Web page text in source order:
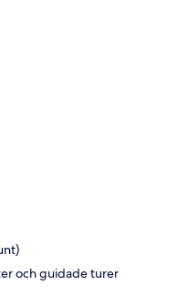
och guidade turer